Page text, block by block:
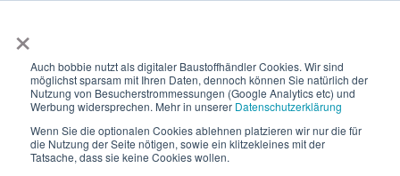
×
Auch bobbie nutzt als digitaler Baustoffhändler Cookies. Wir sind
möglichst sparsam mit Ihren Daten, dennoch können Sie natürlich der
Nutzung von Besucherstrommessungen (Google Analytics etc) und
Werbung widersprechen. Mehr in unserer Datenschutzerklärung
Wenn Sie die optionalen Cookies ablehnen platzieren wir nur die für
die Nutzung der Seite nötigen, sowie ein klitzekleines mit der
Tatsache, dass sie keine Cookies wollen.
Landhauspflaster
Zum
Ende